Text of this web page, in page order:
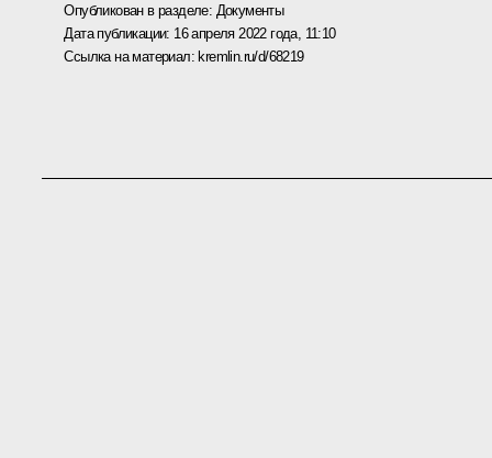
Опубликован в разделе: Документы
Дата публикации: 16 апреля 2022 года, 11:10
Ссылка на материал: kremlin.ru/d/68219